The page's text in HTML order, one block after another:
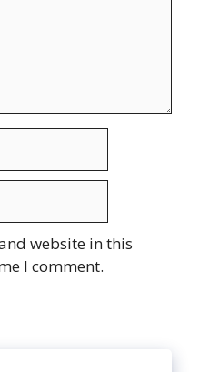
website in this
I comment.